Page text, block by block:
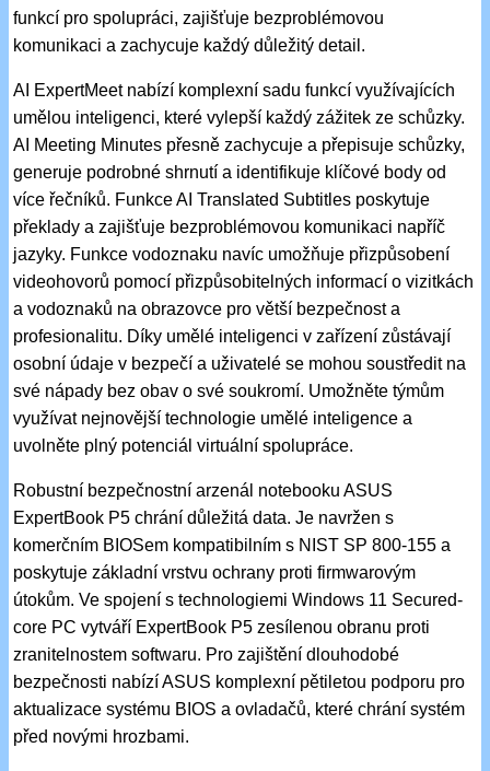
funkcí pro spolupráci, zajišťuje bezproblémovou
komunikaci a zachycuje každý důležitý detail.
AI ExpertMeet nabízí komplexní sadu funkcí využívajících
umělou inteligenci, které vylepší každý zážitek ze schůzky.
AI Meeting Minutes přesně zachycuje a přepisuje schůzky,
generuje podrobné shrnutí a identifikuje klíčové body od
více řečníků. Funkce AI Translated Subtitles poskytuje
překlady a zajišťuje bezproblémovou komunikaci napříč
jazyky. Funkce vodoznaku navíc umožňuje přizpůsobení
videohovorů pomocí přizpůsobitelných informací o vizitkách
a vodoznaků na obrazovce pro větší bezpečnost a
profesionalitu. Díky umělé inteligenci v zařízení zůstávají
osobní údaje v bezpečí a uživatelé se mohou soustředit na
své nápady bez obav o své soukromí. Umožněte týmům
využívat nejnovější technologie umělé inteligence a
uvolněte plný potenciál virtuální spolupráce.
Robustní bezpečnostní arzenál notebooku ASUS
ExpertBook P5 chrání důležitá data. Je navržen s
komerčním BIOSem kompatibilním s NIST SP 800-155 a
poskytuje základní vrstvu ochrany proti firmwarovým
útokům. Ve spojení s technologiemi Windows 11 Secured-
core PC vytváří ExpertBook P5 zesílenou obranu proti
zranitelnostem softwaru. Pro zajištění dlouhodobé
bezpečnosti nabízí ASUS komplexní pětiletou podporu pro
aktualizace systému BIOS a ovladačů, které chrání systém
před novými hrozbami.